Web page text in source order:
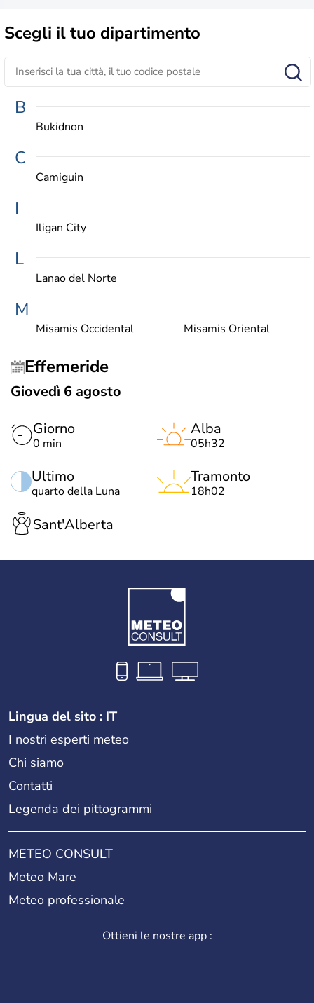
Scegli iltuo dipartimento
B
Bukidnon
C
Camiguin
I
Iligan City
L
Lanao del Norte
M
Misamis Occidental Misamis Oriental
Effemeride
Giovedì 6 agosto
Giorno
0 min
Ultimo
quarto della Luna
Alba
05h32
Tramonto
18h02
Sant'Alberta
Lingua del sito : IT
I nostri esperti meteo
Chi siamo
Contatti
Legenda dei pittogrammi
METEO CONSULT
Meteo Mare
Meteo professionale
Ottieni le nostre app :